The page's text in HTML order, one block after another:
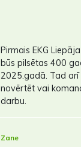
Pirmais EKG
būs pilsētas 400
2025.gadā. Tad arī
novērtēt vai
darbu.
Zane